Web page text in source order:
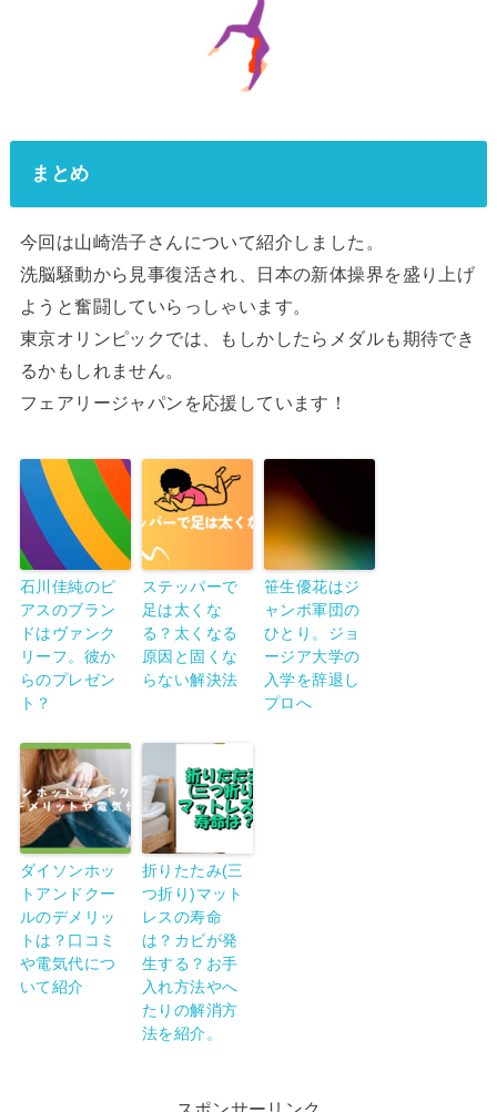
まとめ
今回は山崎浩子さんについて紹介しました。
洗脳騒動から見事復活され、日本の新体操界を盛り上げ
ようと奮闘していらっしゃいます。
東京オリンピックでは、もしかしたらメダルも期待でき
るかもしれません。
フェアリージャパンを応援しています！
石川佳純のピ
アスのブラン
ドはヴァンク
リーフ。彼か
らのプレゼン
ト？
ステッパーで
足は太くな
る？太くなる
原因と固くな
らない解決法
笹生優花はジ
ャンボ軍団の
ひとり。ジョ
ージア大学の
入学を辞退し
プロへ
ダイソンホッ
トアンドクー
ルのデメリッ
トは？口コミ
や電気代につ
いて紹介
折りたたみ(三
つ折り)マット
レスの寿命
は？カビが発
生する？お手
入れ方法やへ
たりの解消方
法を紹介。